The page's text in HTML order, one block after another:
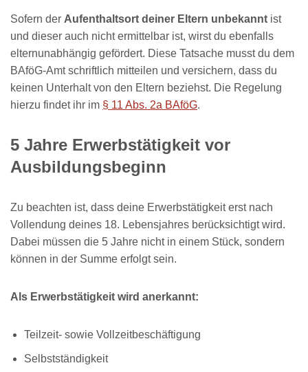
Sofern der Aufenthaltsort deiner Eltern unbekannt ist
und dieser auch nicht ermittelbar ist, wirst du ebenfalls
elternunabhängig gefördert. Diese Tatsache musst du dem
BAföG-Amt schriftlich mitteilen und versichern, dass du
keinen Unterhalt von den Eltern beziehst. Die Regelung
hierzu findet ihr im § 11 Abs. 2a BAföG.
5 Jahre Erwerbstätigkeit vor
Ausbildungsbeginn
Zu beachten ist, dass deine Erwerbstätigkeit erst nach
Vollendung deines 18. Lebensjahres berücksichtigt wird.
Dabei müssen die 5 Jahre nicht in einem Stück, sondern
können in der Summe erfolgt sein.
Als Erwerbstätigkeit wird anerkannt:
Teilzeit- sowie Vollzeitbeschäftigung
Selbstständigkeit